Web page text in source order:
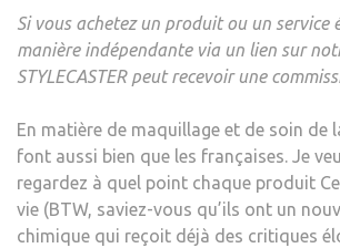
Si vous achetez un produit ou un service
manière indépendante via un lien sur
STYLECASTER peut recevoir une
En matière de maquillage et de soin de
font aussi bien que les françaises. Je
regardez à quel point chaque produit
vie (BTW, saviez-vous qu’ils ont un
chimique qui reçoit déjà des critiques